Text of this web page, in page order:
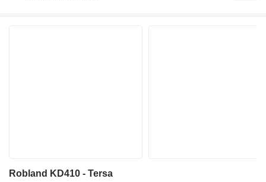
Robland KD410 - Tersa